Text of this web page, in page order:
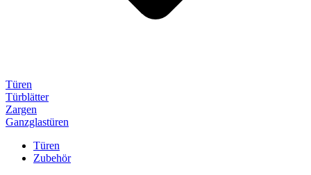
Türen
Türblätter
Zargen
Ganzglastüren
Türen
Zubehör